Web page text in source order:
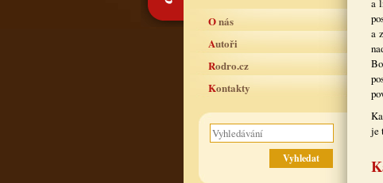
O nás
Autoři
Rodro.cz
Kontakty
a
a
je